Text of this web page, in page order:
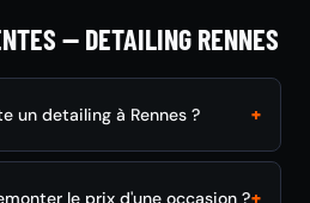
— DETAILING RENNES
un detailing à Rennes ? +
le prix d'une occasion ?